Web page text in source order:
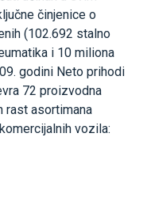
činjenice o
(102.692 stalno
i 10 miliona
godini Neto prihodi
72 proizvodna
rast asortimana
vozila: